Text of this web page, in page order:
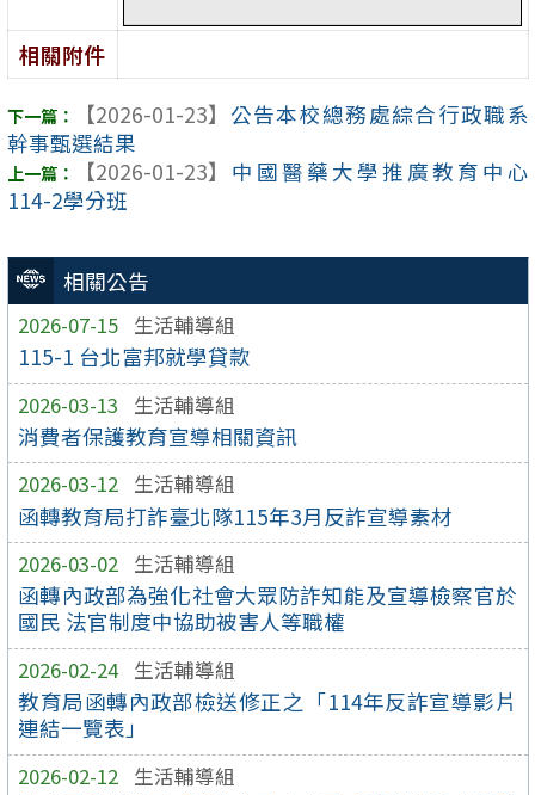
相關公告
2026-07-15 生活輔導組
115-1 台北富邦就學貸款
2026-03-13 生活輔導組
消費者保護教育宣導相關資訊
2026-03-12 生活輔導組
函轉教育局打詐臺北隊115年3月反詐宣導素材
2026-03-02 生活輔導組
函轉內政部為強化社會大眾防詐知能及宣導檢察官於
國民 法官制度中協助被害人等職權
2026-02-24 生活輔導組
教育局函轉內政部檢送修正之「114年反詐宣導影片
連結一覽表」
2026-02-12 生活輔導組
相關附件
【2026-01-23】 公告本校總務處綜合行政職系
幹事甄選結果
【2026-01-23】 中國醫藥大學推廣教育中心
114-2學分班